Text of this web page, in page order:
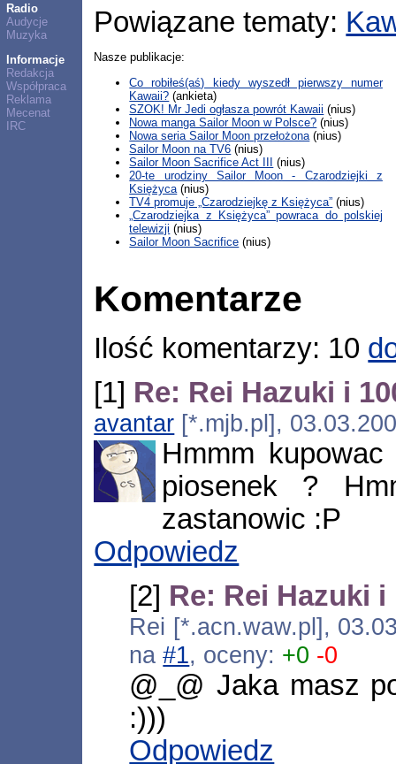
Radio
Audycje
Muzyka
Informacje
Redakcja
Współpraca
Reklama
Mecenat
IRC
Powiązane tematy:
Nasze publikacje:
Co robiłeś(aś) kiedy wyszedł pierwszy numer
Kawaii? (ankieta)
SZOK! Mr Jedi ogłasza powrót Kawaii (nius)
Nowa manga Sailor Moon w Polsce? (nius)
Nowa seria Sailor Moon przełożona (nius)
Sailor Moon na TV6 (nius)
Sailor Moon Sacrifice Act III (nius)
20-te urodziny Sailor Moon - Czarodziejki z
Księżyca (nius)
TV4 promuje „Czarodziejkę z Księżyca” (nius)
„Czarodziejka z Księżyca” powraca do polskiej
telewizji (nius)
Sailor Moon Sacrifice (nius)
Komentarze
Ilość komentarzy: 10
[1] Re: Rei Hazuki i
avantar [*.mjb.pl],
Hmmm
piosenek ?
zastanowic :P
Odpowiedz
[2] Re: Rei Hazuki i
Rei [*.acn.waw.pl],
na#1, oceny: +0 -0
@_@ Jaka masz
:)))
Odpowiedz